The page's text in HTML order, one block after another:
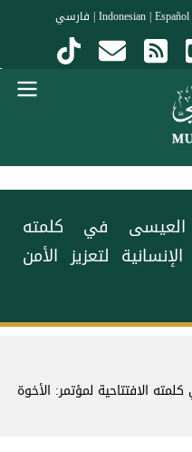
Indonesian |Español
| فارسي
في كلمته
لتعزيز الأمن
الافتتاحية لمؤتمر: الأخوة